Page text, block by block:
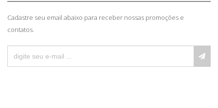
Cadastre seu email abaixo para receber nossas promoções e
contatos.